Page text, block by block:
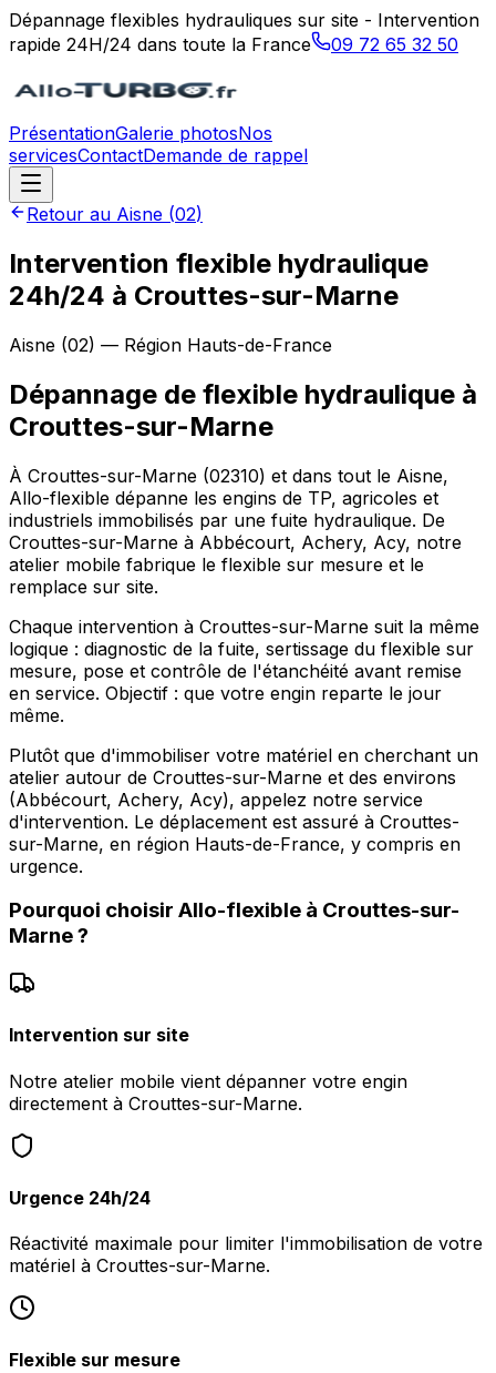
Dépannage flexibles hydrauliques sur site - Intervention
rapide 24H/24 dans toute la France
09 72 65 32 50
PrésentationGalerie photosNos
servicesContactDemande de rappel
Retour au Aisne (02)
Intervention flexible hydraulique
24h/24 à Crouttes-sur-Marne
Aisne (02) — Région Hauts-de-France
Dépannage de flexible hydraulique à
Crouttes-sur-Marne
À Crouttes-sur-Marne (02310) et dans tout le Aisne,
Allo-flexible dépanne les engins de TP, agricoles et
industriels immobilisés par une fuite hydraulique. De
Crouttes-sur-Marne à Abbécourt, Achery, Acy, notre
atelier mobile fabrique le flexible sur mesure et le
remplace sur site.
Chaque intervention à Crouttes-sur-Marne suit la même
logique : diagnostic de la fuite, sertissage du flexible sur
mesure, pose et contrôle de l'étanchéité avant remise
en service. Objectif : que votre engin reparte le jour
même.
Plutôt que d'immobiliser votre matériel en cherchant un
atelier autour de Crouttes-sur-Marne et des environs
(Abbécourt, Achery, Acy), appelez notre service
d'intervention. Le déplacement est assuré à Crouttes-
sur-Marne, en région Hauts-de-France, y compris en
urgence.
Pourquoi choisir Allo-flexible à Crouttes-sur-
Marne?
Intervention sur site
Notre atelier mobile vient dépanner votre engin
directement à Crouttes-sur-Marne.
Urgence 24h/24
Réactivité maximale pour limiter l'immobilisation de votre
matériel à Crouttes-sur-Marne.
Flexible sur mesure